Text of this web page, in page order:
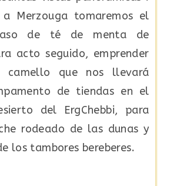
Merzouga tomaremos el
de té de menta de
acto seguido, emprender
camello que nos llevará
de tiendas en el
del ErgChebbi, para
rodeado de las dunas y
los tambores bereberes.